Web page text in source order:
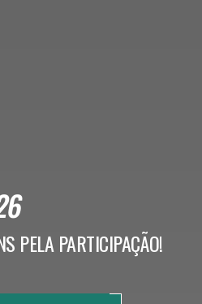
PELA PARTICIPAÇÃO!